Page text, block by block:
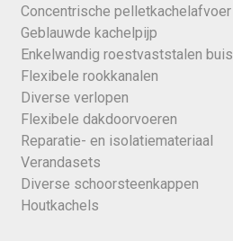
Concentrische pelletkachelafvoer
Geblauwde kachelpijp
Enkelwandig roestvaststalen buis
Flexibele rookkanalen
Diverse verlopen
Flexibele dakdoorvoeren
Reparatie- en isolatiemateriaal
Verandasets
Diverse schoorsteenkappen
Houtkachels